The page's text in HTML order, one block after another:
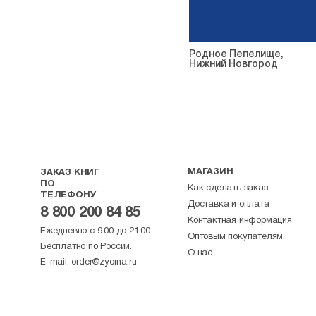
Родное Пепелище,
Нижний Новгород
ЗАКАЗ КНИГ
ПО
ТЕЛЕФОНУ
8 800 200 84 85
Ежедневно с 9:00 до 21:00
Бесплатно по России.
E-mail: order@zyorna.ru
МАГАЗИН
Как сделать заказ
Доставка и оплата
Контактная информация
Оптовым покупателям
О нас